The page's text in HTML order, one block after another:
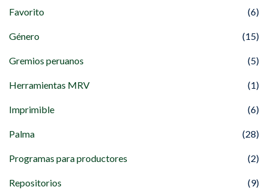
Favorito (6)
Género (15)
Gremios peruanos (5)
Herramientas MRV (1)
Imprimible (6)
Palma (28)
Programas para productores (2)
Repositorios (9)